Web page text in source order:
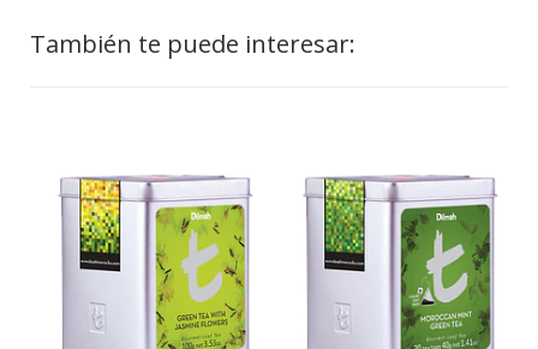
También te puede interesar: